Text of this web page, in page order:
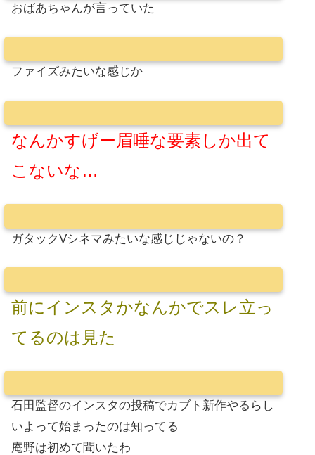
おばあちゃんが言っていた
ファイズみたいな感じか
なんかすげー眉唾な要素しか出て
こないな…
ガタックVシネマみたいな感じじゃないの？
前にインスタかなんかでスレ立っ
てるのは見た
石田監督のインスタの投稿でカブト新作やるらし
いよって始まったのは知ってる
庵野は初めて聞いたわ